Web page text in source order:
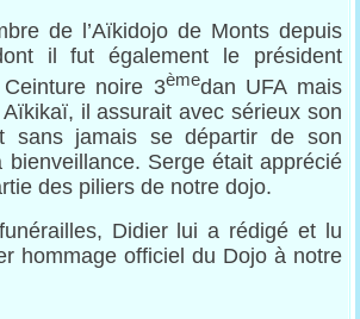
de l’Aïkidojo de Monts depuis
il fut également le président
noire 3èmedan UFA mais
il assurait avec sérieux son
sans jamais se départir de son
bienveillance. Serge était apprécié
des piliers de notre dojo.
Didier lui a rédigé et lu
hommage officiel du Dojo à notre